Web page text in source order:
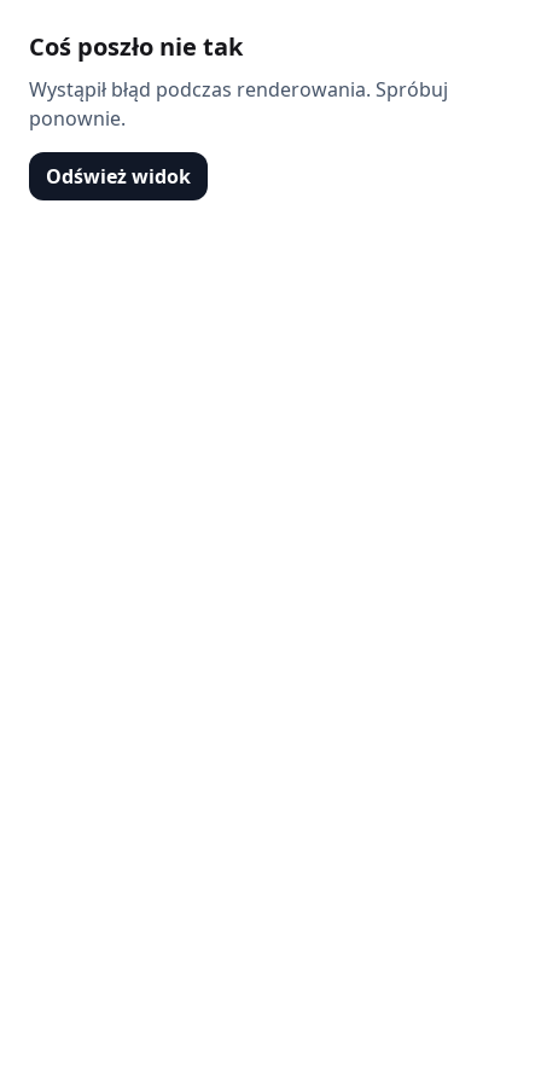
Coś poszło nie tak
Wystąpił błąd podczas renderowania. Spróbuj
ponownie.
Odśwież widok